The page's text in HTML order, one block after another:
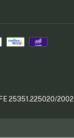
25351.225020/